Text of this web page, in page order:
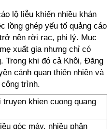
lộ liễu khiến nhiều khán
lồng ghép yếu tố quảng cáo
nên rời rạc, phi lý. Mục
xuất gia nhưng chỉ có
Trong khi đó cả Khôi, Đăng
cảnh quan thiên nhiên và
trình.
góc máy, nhiều phân